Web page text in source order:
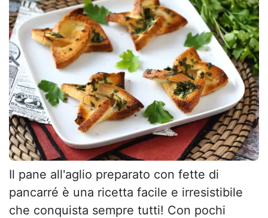
Il pane all'aglio preparato con fette di
pancarré è una ricetta facile e irresistibile
che conquista sempre tutti! Con pochi